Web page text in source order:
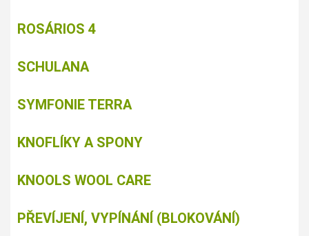
ROSÁRIOS 4
SCHULANA
SYMFONIE TERRA
KNOFLÍKY A SPONY
KNOOLS WOOL CARE
PŘEVÍJENÍ, VYPÍNÁNÍ (BLOKOVÁNÍ)